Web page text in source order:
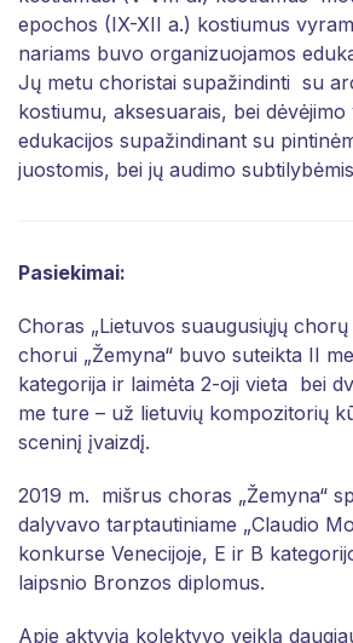
epochos (IX-XII a.) kostiumus
nariams buvo organizuojamos
Jų metu choristai supažindinti su
kostiumu, aksesuarais, bei
edukacijos supažindinant su
juostomis, bei jų audimo
Pasiekimai:
Choras „Lietuvos suaugusiųjų
chorui „Žemyna“ buvo suteikta II
kategorija ir laimėta 2-oji vieta bei
me ture – už lietuvių kompozitorių
sceninį įvaizdį.
2019 m. mišrus choras „Žemyna“
dalyvavo tarptautiniame „Claudio
konkurse Venecijoje, E ir B
laipsnio Bronzos diplomus.
Apie aktyvią kolektyvo veiklą